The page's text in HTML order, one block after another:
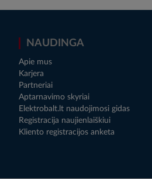
NAUDINGA
Apie mus
Karjera
Partneriai
Aptarnavimo skyriai
Elektrobalt.lt naudojimosi gidas
Registracija naujienlaiškiui
Kliento registracijos anketa